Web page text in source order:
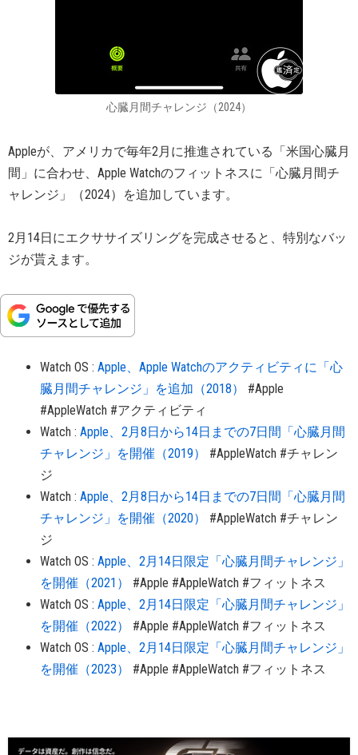
心臓月間チャレンジ（2024）
Appleが、アメリカで毎年2月に推進されている「米国心臓月
間」に合わせ、Apple Watchのフィットネスに「心臓月間チ
ャレンジ」（2024）を追加しています。
2月14日にエクササイズリングを完成させると、特別なバッ
ジが貰えます。
Watch OS : Apple、Apple Watchのアクティビティに「心
臓月間チャレンジ」を追加（2018）
#Apple
#AppleWatch #アクティビティ
Watch : Apple、2月8日から14日までの7日間「心臓月間
チャレンジ」を開催（2019）
#AppleWatch #チャレン
ジ
Watch : Apple、2月8日から14日までの7日間「心臓月間
チャレンジ」を開催（2020）
#AppleWatch #チャレン
ジ
Watch OS : Apple、2月14日限定「心臓月間チャレンジ」
を開催（2021）
#Apple #AppleWatch #フィットネス
Watch OS : Apple、2月14日限定「心臓月間チャレンジ」
を開催（2022）
#Apple #AppleWatch #フィットネス
Watch OS : Apple、2月14日限定「心臓月間チャレンジ」
を開催（2023）
#Apple #AppleWatch #フィットネス